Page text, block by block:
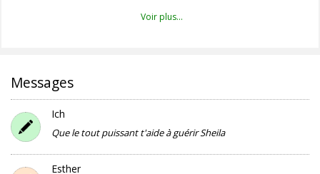
Voir plus...
Messages
Ich
Que le tout puissant t'aide à guérir Sheila
Esther